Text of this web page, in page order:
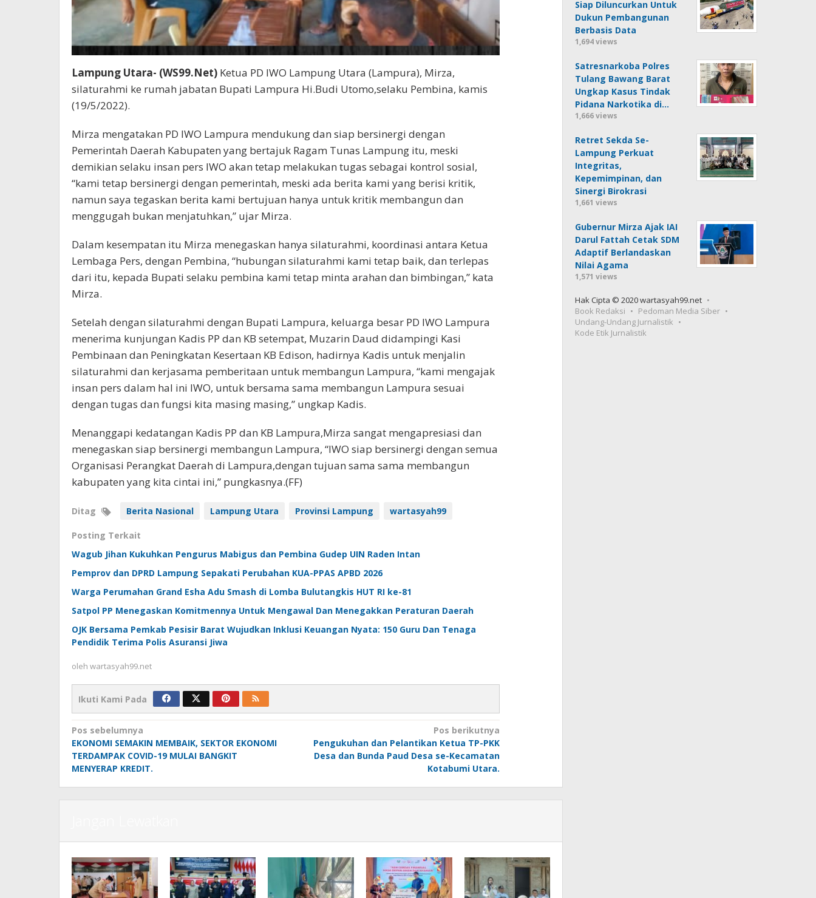
Lampung Utara- (WS99.Net) Ketua PD IWO Lampung Utara (Lampura), Mirza,
silaturahmi ke rumah jabatan Bupati Lampura Hi.Budi Utomo,selaku Pembina, kamis
(19/5/2022).
Mirza mengatakan PD IWO Lampura mendukung dan siap bersinergi dengan
Pemerintah Daerah Kabupaten yang bertajuk Ragam Tunas Lampung itu, meski
demikian selaku insan pers IWO akan tetap melakukan tugas sebagai kontrol sosial,
“kami tetap bersinergi dengan pemerintah, meski ada berita kami yang berisi kritik,
namun saya tegaskan berita kami bertujuan hanya untuk kritik membangun dan
menggugah bukan menjatuhkan,” ujar Mirza.
Dalam kesempatan itu Mirza menegaskan hanya silaturahmi, koordinasi antara Ketua
Lembaga Pers, dengan Pembina, “hubungan silaturahmi kami tetap baik, dan terlepas
dari itu, kepada Bupati selaku pembina kami tetap minta arahan dan bimbingan,” kata
Mirza.
Setelah dengan silaturahmi dengan Bupati Lampura, keluarga besar PD IWO Lampura
menerima kunjungan Kadis PP dan KB setempat, Muzarin Daud didampingi Kasi
Pembinaan dan Peningkatan Kesertaan KB Edison, hadirnya Kadis untuk menjalin
silaturahmi dan kerjasama pemberitaan untuk membangun Lampura, “kami mengajak
insan pers dalam hal ini IWO, untuk bersama sama membangun Lampura sesuai
dengan tugas dan fungsi kita masing masing,” ungkap Kadis.
Menanggapi kedatangan Kadis PP dan KB Lampura,Mirza sangat mengapresiasi dan
menegaskan siap bersinergi membangun Lampura, “IWO siap bersinergi dengan semua
Organisasi Perangkat Daerah di Lampura,dengan tujuan sama sama membangun
kabupaten yang kita cintai ini,” pungkasnya.(FF)
Ditag Berita Nasional Lampung Utara Provinsi Lampung wartasyah99
Posting Terkait
Wagub Jihan Kukuhkan Pengurus Mabigus dan Pembina Gudep UIN Raden Intan
Pemprov dan DPRD Lampung Sepakati Perubahan KUA-PPAS APBD 2026
Warga Perumahan Grand Esha Adu Smash di Lomba Bulutangkis HUT RI ke-81
Satpol PP Menegaskan Komitmennya Untuk Mengawal Dan Menegakkan Peraturan Daerah
OJK Bersama Pemkab Pesisir Barat Wujudkan Inklusi Keuangan Nyata: 150 Guru Dan Tenaga
Pendidik Terima Polis Asuransi Jiwa
oleh wartasyah99.net
Ikuti Kami Pada
Navigasi
pos
Pos sebelumnya
EKONOMI SEMAKIN MEMBAIK, SEKTOR EKONOMI
TERDAMPAK COVID-19 MULAI BANGKIT
MENYERAP KREDIT.
Pos berikutnya
Pengukuhan dan Pelantikan Ketua TP-PKK
Desa dan Bunda Paud Desa se-Kecamatan
Kotabumi Utara.
Siap Diluncurkan Untuk
Dukun Pembangunan
Berbasis Data
1,694 views
Satresnarkoba Polres
Tulang Bawang Barat
Ungkap Kasus Tindak
Pidana Narkotika di…
1,666 views
Retret Sekda Se-
Lampung Perkuat
Integritas,
Kepemimpinan, dan
Sinergi Birokrasi
1,661 views
Gubernur Mirza Ajak IAI
Darul Fattah Cetak SDM
Adaptif Berlandaskan
Nilai Agama
1,571 views
Hak Cipta © 2020 wartasyah99.net
Book Redaksi
Pedoman Media Siber
Undang-Undang Jurnalistik
Kode Etik Jurnalistik